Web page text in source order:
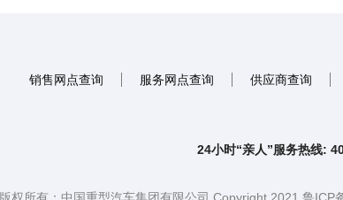
销售网点查询 服务网点查询 供应商查询
24小时“亲人”服务热线: